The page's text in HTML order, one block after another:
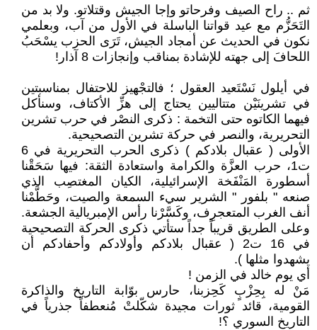
ثم .. راح الصيف وفرحاتو وإجا الجيش وقتلاتو. ولا بد من
التَحَزُّم مع عيد قواتنا الباسلة في الأول من آب، وبعلمي
نكون في الحديث عن أمجاد الجيش، تَرَى الحزب يسْحَبُ
اللحافَ إلى جهته للإشادة بمناقب وإنجازات 8 آذار!
في أيلول نَسْتَعيد العقول ؛ فالتجْهيز للاحتفال بمناسبتين
في تشرينَيْن متتاليين يحتاج إلى هزِّ الأكتاف، وسنأكل
فيهما الكاتوه حتى التخمة : ذكرى النصْر في حرب تشرين
التحريرية، والنصر في حركة تشرين التصحيحية.
الأولى ( عقبال بلادكم ) ذكرى الحرب التحريرية في 6
ت1، حرب العزَّة والكرامة واستعادة الثقة: فيها سَحَقْنا
أسطورة المَنْفَخة الإسرائيلية، الكيان المغتصِب الذي
صنعه " بلفور " الشرير سيء السمعة والصيت، وحَطَّمْنا
أنف الغرب المتعجرِف، وكَسَّرْنا رأس الإمبريالية الجشعة.
وعلى الطريق قريباً جداً ستأتي ذكرى الحركة التصحيحية
في 16 ت2 ( عقبال بلادكم وأولادكم وأحفادكم أن
يشهدوا مثلها ).
أي يوم خالد في الزمن !
مَنْ له بِحِزْبٍ كَحِزبنا، حارس بوّابة التاريخ والذاكرة
القومية، قائد ثورات مجيدة شكّلتْ مُنعطفاً جذرياً في
التاريخ السوري ؟!